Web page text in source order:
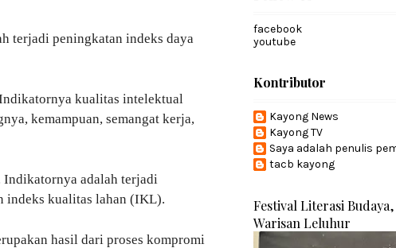
terjadi peningkatan indeks daya
kualitas intelektual
kemampuan, semangat kerja,
adalah terjadi
indeks kualitas lahan (IKL).
hasil dari proses kompromi
facebook
youtube
Kontributor
Kayong News
Kayong TV
Saya adalah penulis
tacb kayong
Festival Literasi
Warisan Leluhur